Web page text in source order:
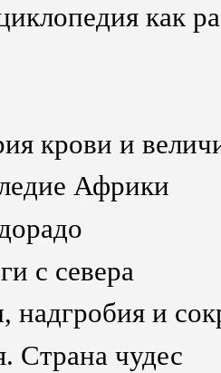
как
крови и
Африки
с севера
надгробия и
Страна чудес